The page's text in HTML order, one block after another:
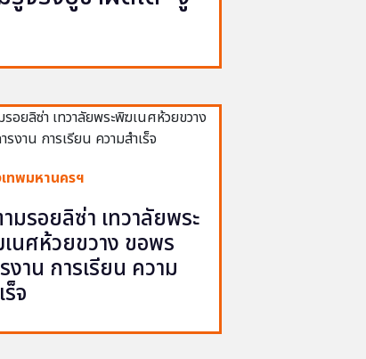
ทพมหานครฯ
มรอยลิซ่า เทวาลัยพระ
นศห้วยขวาง ขอพร
งาน การเรียน ความ
ร็จ